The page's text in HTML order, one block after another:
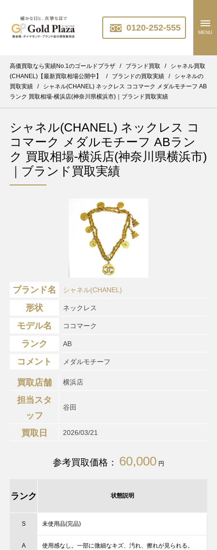
0120-252-555 MENU
高価買取なら実績No.1のゴールドプラザ / ブランド買取 /
シャネル買取
(CHANEL)【最新買取相場公開中】
/ ブランドの買取実績 /
シャネルの
買取実績
/
シャネル(CHANEL) ネックレス ココマーク メダルモチーフ AB
ランク 買取相場-横浜店(神奈川県横浜市)｜ブランド買取実績
シャネル(CHANEL) ネックレス コ
コマーク メダルモチーフ ABラン
ク 買取相場-横浜店(神奈川県横浜市)
｜ブランド買取実績
ブランド名 シャネル(CHANEL)
形状 ネックレス
モデル名 ココマーク
ランク AB
コメント メダルモチーフ
買取店舗 横浜店
担当スタ
ッフ
谷田
買取日 2026/03/21
参考買取価格： 60,000 円
ランク 状態説明
S 未使用品(完品)
A 使用感なし。一部に微細なキズ、汚れ、擦れが見られる。